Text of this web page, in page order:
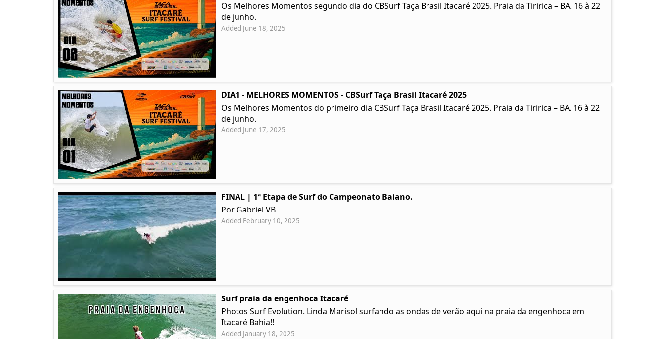
Os Melhores Momentos segundo dia do CBSurf Taça Brasil Itacaré 2025. Praia da Tiririca – BA. 16 à 22
de junho.
Added June 18, 2025
DIA1 - MELHORES MOMENTOS - CBSurf Taça Brasil Itacaré 2025
Os Melhores Momentos do primeiro dia CBSurf Taça Brasil Itacaré 2025. Praia da Tiririca – BA. 16 à 22
de junho.
Added June 17, 2025
FINAL | 1ª Etapa de Surf do Campeonato Baiano.
Por Gabriel VB
Added February 10, 2025
Surf praia da engenhoca Itacaré
Photos Surf Evolution. Linda Marisol surfando as ondas de verão aqui na praia da engenhoca em
Itacaré Bahia!!
Added January 18, 2025